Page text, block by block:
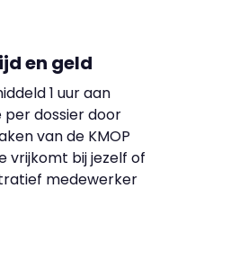
en geld
1 uur aan
dossier door
van de KMOP
vrijkomt bij jezelf of
medewerker